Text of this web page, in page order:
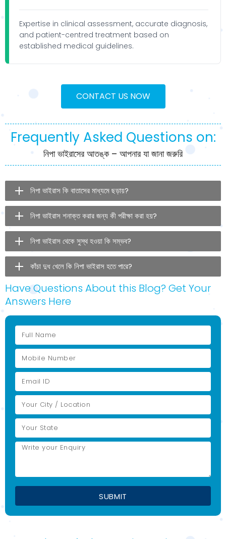
Expertise in clinical assessment, accurate diagnosis,
and patient-centred treatment based on
established medical guidelines.
CONTACT US NOW
Frequently Asked Questions on:
নিপা ভাইরাসের আতঙ্ক – আপনার যা জানা জরুরি
নিপা ভাইরাস কি বাতাসের মাধ্যমে ছড়ায়?
নিপা ভাইরাস শনাক্ত করার জন্য কী পরীক্ষা করা হয়?
নিপা ভাইরাস থেকে সুস্থ হওয়া কি সম্ভব?
কাঁচা দুধ খেলে কি নিপা ভাইরাস হতে পারে?
Have Questions About this Blog? Get Your
Answers Here